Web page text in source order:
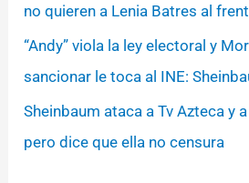
no quieren a Lenia Batres al
“Andy” viola la ley electoral y
sancionar le toca al INE:
Sheinbaum ataca a Tv Azteca y
pero dice que ella no censura